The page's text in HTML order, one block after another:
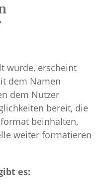
wurde, erscheint
dem Namen
dem Nutzer
bereit, die
beinhalten,
weiter formatieren
es: